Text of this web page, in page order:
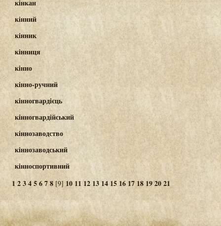
кінкан
кінний
кінник
кінниця
кінно
кінно-ручний
кінногвардієць
кінногвардійський
кіннозаводство
кіннозаводський
кінноспортивний
12345678 [9] 10 11 12 1314 1516 17 18 192021